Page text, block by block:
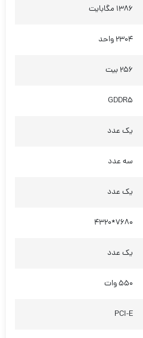
1386 مگابایت
2304 واحد
256 بیت
GDDR5
یک عدد
سه عدد
یک عدد
7680*4320
یک عدد
550 وات
PCI-E